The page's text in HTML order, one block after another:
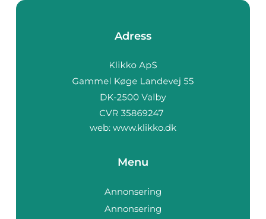
Adress
web: www.klikko.dk
Menu
Annonsering
Annonsering